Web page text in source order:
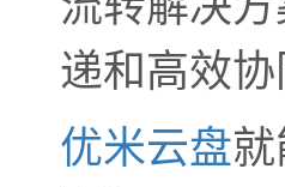
递和高效协
优米云盘